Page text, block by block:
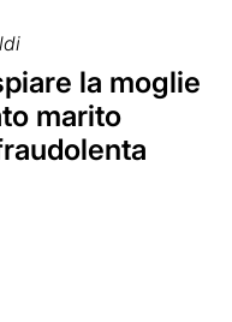
la moglie
marito